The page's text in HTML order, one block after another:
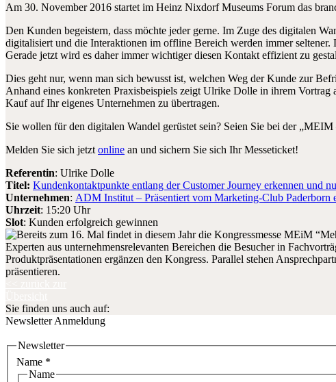
Am 30. November 2016 startet im Heinz Nixdorf Museums Forum das
Den Kunden begeistern, dass möchte jeder gerne. Im Zuge des digitalen
digitalisiert und die Interaktionen im offline Bereich werden immer
Gerade jetzt wird es daher immer wichtiger diesen Kontakt effizient zu
Dies geht nur, wenn man sich bewusst ist, welchen Weg der Kunde zur
Anhand eines konkreten Praxisbeispiels zeigt Ulrike Dolle in ihrem
Kauf auf Ihr eigenes Unternehmen zu übertragen.
Sie wollen für den digitalen Wandel gerüstet sein? Seien Sie bei der
Melden Sie sich jetztonline an und sichern Sie sich Ihr Messeticket!
Referentin: Ulrike Dolle
Titel: Kundenkontaktpunkte entlang der Customer Journey erkennen und
Unternehmen: ADM Institut – Präsentiert vom Marketing-Club Paderborn
Uhrzeit: 15:20 Uhr
Slot: Kunden erfolgreich gewinnen
Sie finden uns auch auf:
Newsletter Anmeldung
Newsletter
Name *
Name